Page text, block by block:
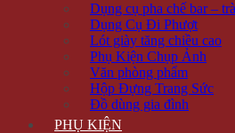
Dụng cụ pha chế bar –
Dụng Cụ Đi Phượt
Lót giày tăng chiều cao
Phụ Kiện Chụp Ảnh
Văn phòng phẩm
Hộp Đựng Trang Sức
Đồ dùng gia đình
PHỤ KIỆN